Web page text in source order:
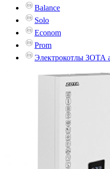
Balance
Solo
Econom
Prom
Электрокотлы ЗОТА